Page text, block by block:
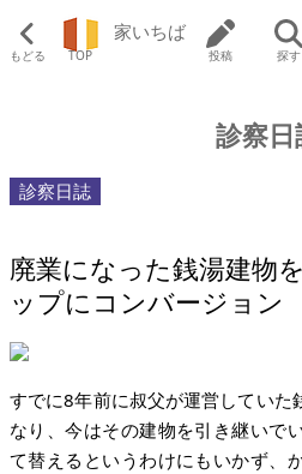
もどる TOP
家いちば
投稿 探す
診察日
診察日誌
廃業になった銭湯建物
ップにコンバージョン
すでに8年前に叔父が運営していた
なり、今はその建物を引き継いで
て替えるというわけにもいかず、